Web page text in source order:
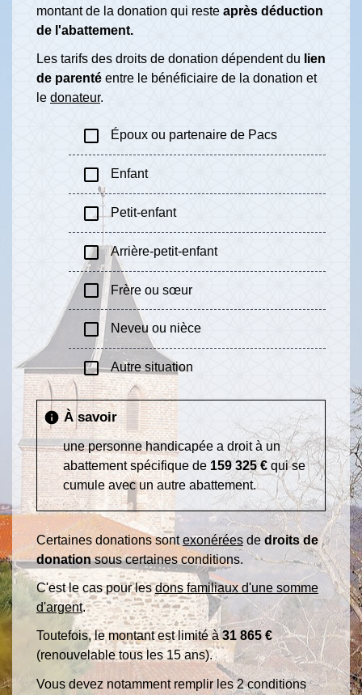
montant de la donation qui reste après déduction
de l'abattement.
Les tarifs des droits de donation dépendent du lien
de parenté entre le bénéficiaire de la donation et
le donateur.
check_box_outline_blank Époux ou partenaire de Pacs
check_box_outline_blank Enfant
check_box_outline_blank Petit-enfant
check_box_outline_blank Arrière-petit-enfant
check_box_outline_blank Frère ou sœur
check_box_outline_blank Neveu ou nièce
check_box_outline_blank Autre situation
infoÀ savoir
une personne handicapée a droit à un
abattement spécifique de 159 325 €qui se
cumule avec un autre abattement.
Certaines donations sontexonérées de droits de
donationsous certaines conditions.
C'est le cas pour lesdons familiaux d'une somme
d'argent.
Toutefois, le montant est limité à31 865 €
(renouvelable tous les 15 ans).
Vous devez notamment remplir les 2 conditions